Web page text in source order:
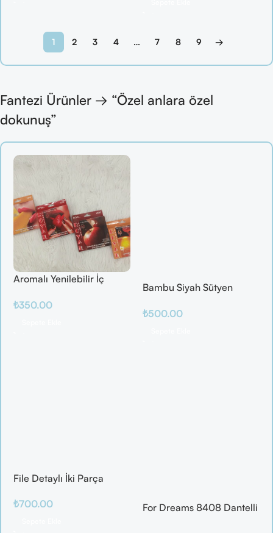
1 2 3 4 … 7 8 9 →
Fantezi Ürünler → “Özel anlara özel
dokunuş”
Aromalı Yenilebilir İç
/ Elma / Portakal
₺350.00
Bambu Siyah Sütyen
₺500.00
File Detaylı İki Parça
₺700.00
For Dreams 8408 Dantelli